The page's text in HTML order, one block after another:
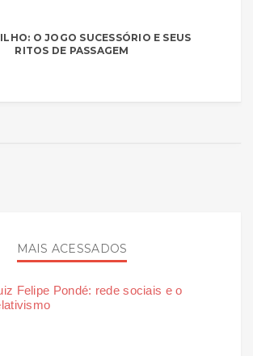
O JOGO SUCESSÓRIO E SEUS
RITOS DE PASSAGEM
MAIS ACESSADOS
Felipe Pondé: rede sociais e o